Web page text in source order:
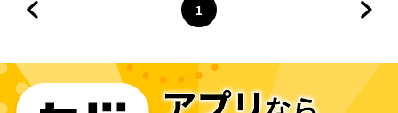
ページ
1
へ